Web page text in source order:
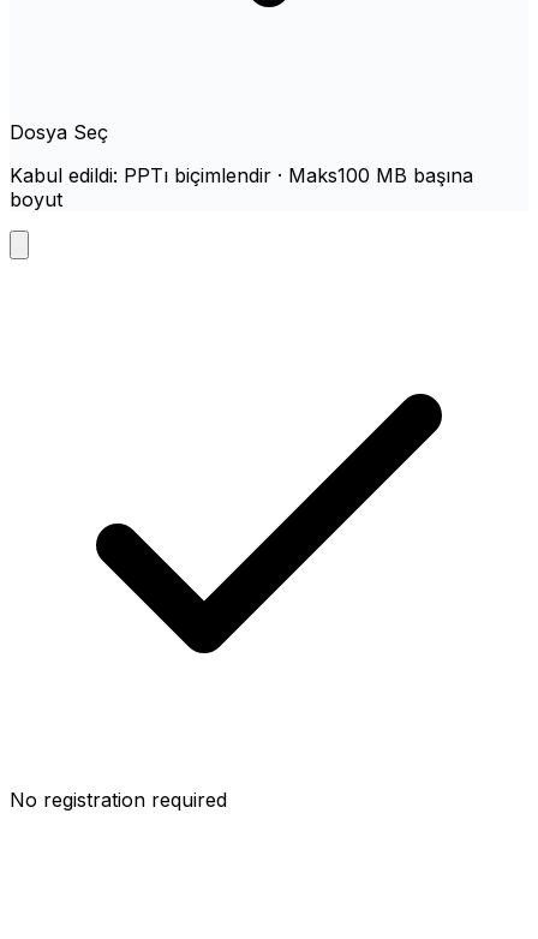
Dosya Seç
Kabul edildi: PPTı biçimlendir · Maks100 MB başına
boyut
No registration required